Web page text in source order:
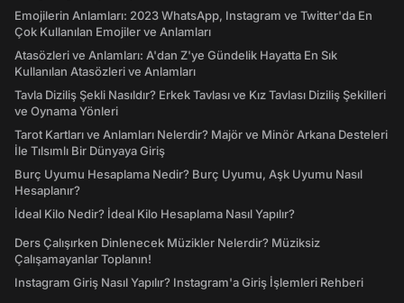
Emojilerin Anlamları: 2023 WhatsApp, Instagram ve Twitter'da En
Çok Kullanılan Emojiler ve Anlamları
Atasözleri ve Anlamları: A'dan Z'ye Gündelik Hayatta En Sık
Kullanılan Atasözleri ve Anlamları
Tavla Diziliş Şekli Nasıldır? Erkek Tavlası ve Kız Tavlası Diziliş Şekilleri
ve Oynama Yönleri
Tarot Kartları ve Anlamları Nelerdir? Majör ve Minör Arkana Desteleri
İle Tılsımlı Bir Dünyaya Giriş
Burç Uyumu Hesaplama Nedir? Burç Uyumu, Aşk Uyumu Nasıl
Hesaplanır?
İdeal Kilo Nedir? İdeal Kilo Hesaplama Nasıl Yapılır?
Ders Çalışırken Dinlenecek Müzikler Nelerdir? Müziksiz
Çalışamayanlar Toplanın!
Instagram Giriş Nasıl Yapılır? Instagram'a Giriş İşlemleri Rehberi